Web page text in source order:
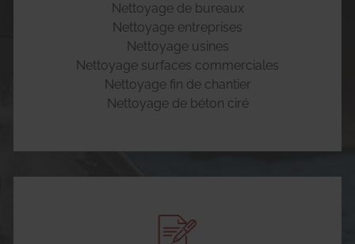
Nettoyage de bureaux
Nettoyage entreprises
Nettoyage usines
Nettoyage surfaces commerciales
Nettoyage fin de chantier
Nettoyage de béton ciré